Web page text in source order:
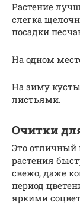
Растение
слегка
посадки
На одном
На зиму
листьями.
Очитки
Это отличный
растения
свежо, даже
период
яркими